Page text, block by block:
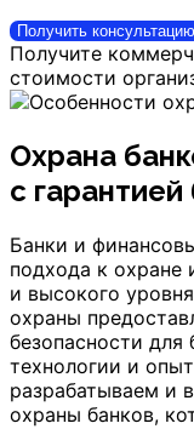
Получить консультацию
Получите
стоимости
Охрана
с
Банки и
подхода к охране
и высокого
охраны
безопасности для
технологии и
разрабатываем и
охраны банков,